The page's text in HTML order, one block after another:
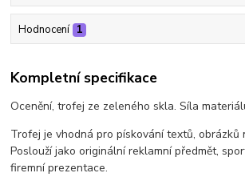
Hodnocení 1
Kompletní specifikace
Ocenění, trofej ze zeleného skla. Síla
Trofej je vhodná pro pískování textů, obrázků
Poslouží jako originální reklamní předmět,
firemní prezentace.